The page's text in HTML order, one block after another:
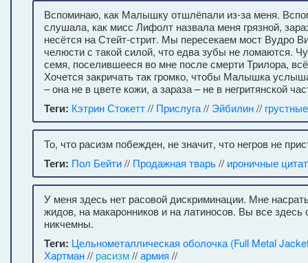
Вспоминаю, как Малышку отшлёпали из-за меня.
слушала, как мисс Лифолт назвала меня грязной,
несётся на Стейт-стрит. Мы пересекаем мост Вудро
челюсти с такой силой, что едва зубы не ломаются.
семя, поселившееся во мне после смерти Трилора,
Хочется закричать так громко, чтобы Малышка
– она не в цвете кожи, а зараза – не в негритянской
Теги: Кэтрин Стокетт// Прислуга// Эйбилин//
То, что расизм побежден, не значит, что негров не
Теги: Пол Бейти// Продажная тварь// ироничные
У меня здесь нет расовой дискриминации. Мне
жидов, на макаронников и на латиносов. Вы все здесь
никчемны.
Теги: Цельнометаллическая оболочка (Full Metal
Хартман// расизм//армия //